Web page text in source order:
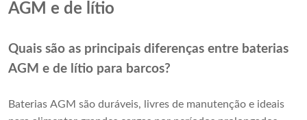
AGM e de lítio
Quais são as principais diferenças entre baterias
AGM e de lítio para barcos?
Baterias AGM são duráveis, livres de manutenção e ideais